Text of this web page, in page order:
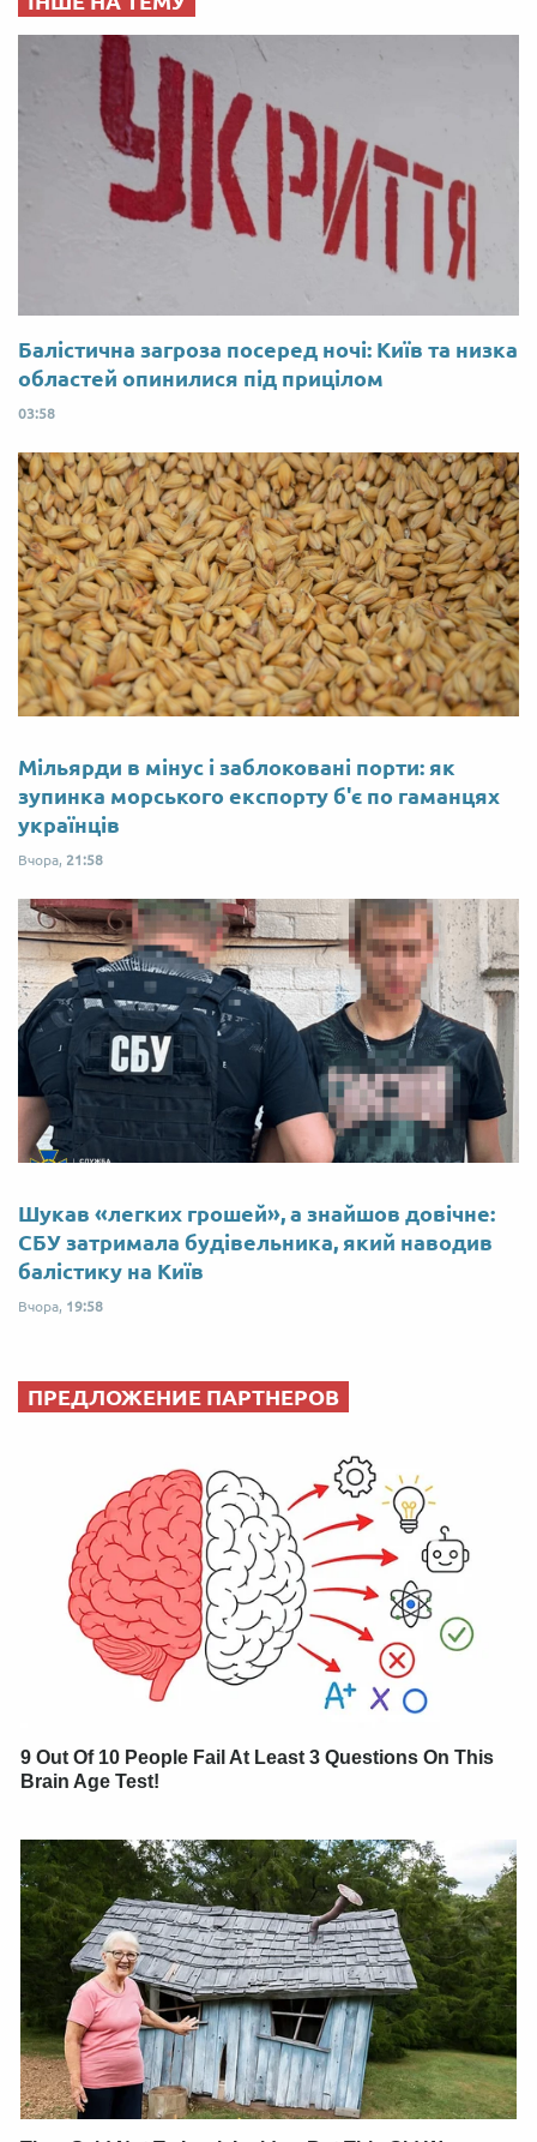
Балістична загроза посеред ночі: Київ та низка
областей опинилися під прицілом
03:58
Мільярди в мінус і заблоковані порти: як
зупинка морського експорту б'є по гаманцях
українців
Вчора, 21:58
Шукав «легких грошей», а знайшов довічне:
СБУ затримала будівельника, який наводив
балістику на Київ
Вчора, 19:58
ПРЕДЛОЖЕНИЕ ПАРТНЕРОВ
9 Out Of 10 People Fail At Least 3 Questions On This
Brain Age Test!